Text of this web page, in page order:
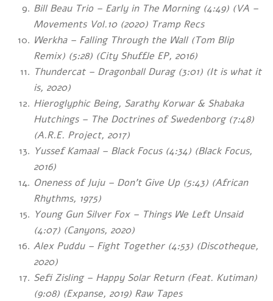
Bill Beau Trio – Early in The Morning (4:49) (VA –
Movements Vol.10 (2020) Tramp Recs
Werkha – Falling Through the Wall (Tom Blip
Remix) (5:28) (City Shuffle EP, 2016)
Thundercat – Dragonball Durag (3:01) (It is what it
is, 2020)
Hieroglyphic Being, Sarathy Korwar & Shabaka
Hutchings – The Doctrines of Swedenborg (7:48)
(A.R.E. Project, 2017)
Yussef Kamaal – Black Focus (4:34) (Black Focus,
2016)
Oneness of Juju – Don’t Give Up (5:43) (African
Rhythms, 1975)
Young Gun Silver Fox – Things We Left Unsaid
(4:07) (Canyons, 2020)
Alex Puddu – Fight Together (4:53) (Discotheque,
2020)
Sefi Zisling – Happy Solar Return (Feat. Kutiman)
(9:08) (Expanse, 2019) Raw Tapes